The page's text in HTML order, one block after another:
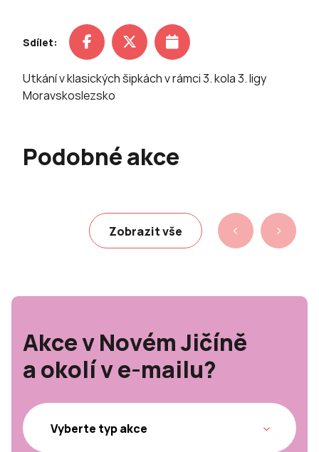
Sdílet:
Utkání v klasických šipkách v rámci 3. kola 3. ligy
Moravskoslezsko
Podobné akce
Zobrazit vše
Akce v Novém Jičíně
a okolí v e-mailu?